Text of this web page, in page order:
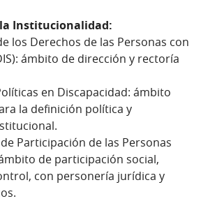
Institucionalidad:
los Derechos de las Personas con
ámbito de dirección y rectoría
en Discapacidad: ámbito
la definición política y
Participación de las Personas
de participación social,
con personería jurídica y